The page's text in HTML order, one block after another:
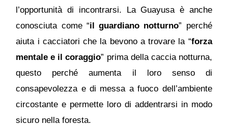
l’opportunità di incontrarsi. La Guayusa è anche
conosciuta come “il guardiano notturno” perché
aiuta i cacciatori che la bevono a trovare la “forza
mentale e il coraggio” prima della caccia notturna,
questo perché aumenta il loro senso di
consapevolezza e di messa a fuoco dell’ambiente
circostante e permette loro di addentrarsi in modo
sicuro nella foresta.